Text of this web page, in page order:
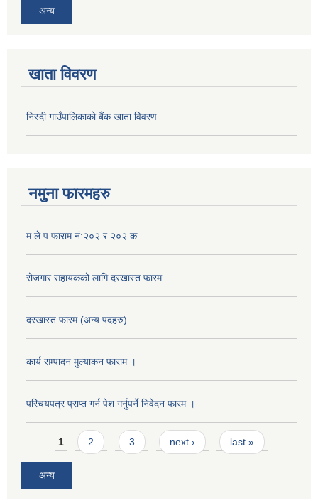
अन्य
खाता विवरण
निस्दी गाउँपालिकाको बैंक खाता विवरण
नमुना फारमहरु
म.ले.प.फाराम नं:२०२ र २०२ क
रोजगार सहायकको लागि दरखास्त फारम
दरखास्त फारम (अन्य पदहरु)
कार्य सम्पादन मुल्याक‌न फाराम ।
परिचयपत्र प्राप्त गर्न पेश गर्नुपर्ने निवेदन फारम ।
Pages
1 2 3 next › last »
अन्य